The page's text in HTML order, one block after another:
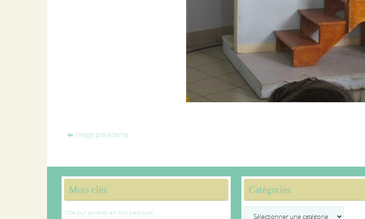
Image précédente
Mots clés
100e jour aliments art arts plastiques
Catégories